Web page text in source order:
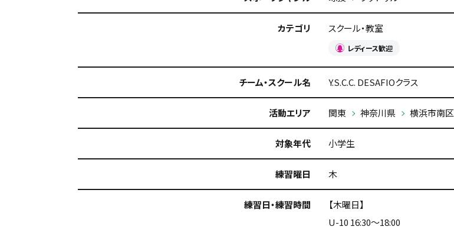
カテゴリ スクール・教室
レディース歓迎
チーム・スクール名 Y.S.C.C. DESAFIOクラス
活動エリア 関東 神奈川県 横浜市南区
対象年代 小学生
練習曜日 木
練習日・練習時間
【木曜日】
U-10 16:30～18:00